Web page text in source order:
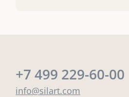
+7 499 229-60-00
info@silart.com